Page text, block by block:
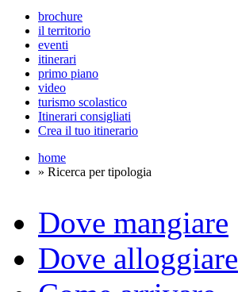
brochure
il territorio
eventi
itinerari
primo piano
video
turismo scolastico
Itinerari consigliati
Crea il tuo itinerario
home
» Ricerca per tipologia
Dove mangiare
Dove alloggiare